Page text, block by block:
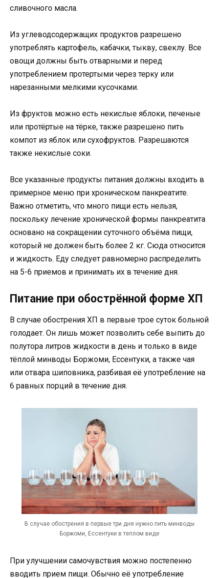
сливочного масла.
Из углеводсодержащих продуктов разрешено
употреблять картофель, кабачки, тыкву, свеклу. Все
овощи должны быть отварными и перед
употреблением протертыми через терку или
нарезанными мелкими кусочками.
Из фруктов можно есть некислые яблоки, печеные
или протёртые на тёрке, также разрешено пить
компот из яблок или сухофруктов. Разрешаются
также некислые соки.
Все указанные продукты питания должны входить в
примерное меню при хроническом панкреатите.
Важно отметить, что много пищи есть нельзя,
поскольку лечение хронической формы панкреатита
основано на сокращении суточного объёма пищи,
который не должен быть более 2 кг. Сюда относится
и жидкость. Еду следует равномерно распределить
на 5-6 приемов и принимать их в течение дня.
Питание при обострённой форме ХП
В случае обострения ХП в первые трое суток больной
голодает. Он лишь может позволить себе выпить до
полутора литров жидкости в день и только в виде
тёплой минводы Боржоми, Ессентуки, а также чая
или отвара шиповника, разбивая её употребление на
6 равных порций в течение дня.
В случае обострения в первые три дня нужно пить минводы
Боржоми, Ессентуки в теплом виде
При улучшении самочувствия можно постепенно
вводить прием пищи. Обычно её употребление